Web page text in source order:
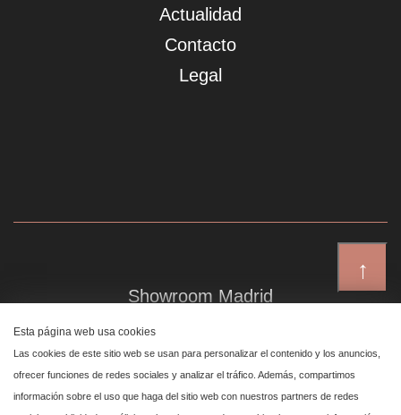
↑
Actualidad
Contacto
Legal
Showroom Madrid
Plaza de Canalejas 6, 4 izq
Centro, 28014 Madrid
Esta página web usa cookies
Las cookies de este sitio web se usan para personalizar el contenido y los anuncios,
ofrecer funciones de redes sociales y analizar el tráfico. Además, compartimos
información sobre el uso que haga del sitio web con nuestros partners de redes